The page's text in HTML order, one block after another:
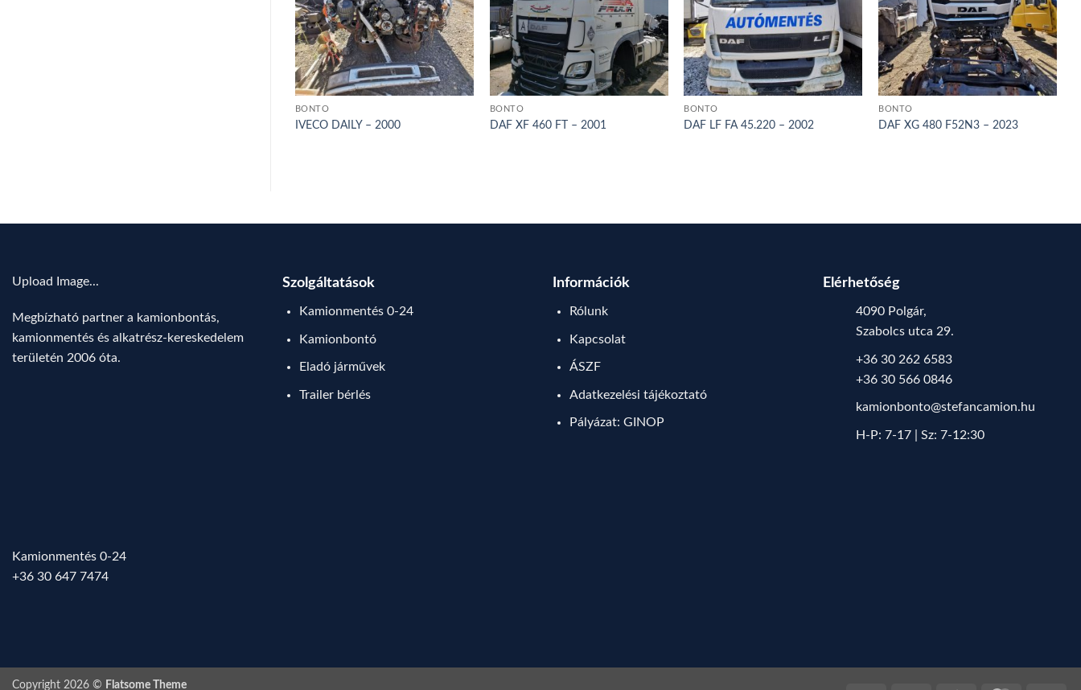
BONTÓ
IVECO DAILY – 2000
BONTÓ
DAF XF 460 FT – 2001
BONTÓ
DAF LF FA 45.220 – 2002
BONTÓ
DAF XG 480 F52N3 – 2023
Upload Image...
Megbízható partner a kamionbontás,
kamionmentés és alkatrész-kereskedelem
területén 2006 óta.
Szolgáltatások
Kamionmentés 0-24
Kamionbontó
Eladó járművek
Trailer bérlés
Információk
Rólunk
Kapcsolat
ÁSZF
Adatkezelési tájékoztató
Pályázat: GINOP
Elérhetőség
4090 Polgár,
Szabolcs utca 29.
+36 30 262 6583
+36 30 566 0846
kamionbonto@stefancamion.hu
H-P: 7-17 | Sz: 7-12:30
Kamionmentés 0-24
+36 30 647 7474
Copyright 2026 © Flatsome Theme